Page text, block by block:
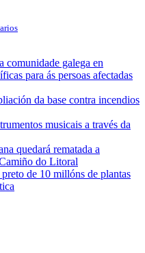
comunidade galega en
para ás persoas afectadas
da base contra incendios
musicais a través da
quedará rematada a
do Litoral
de 10 millóns de plantas